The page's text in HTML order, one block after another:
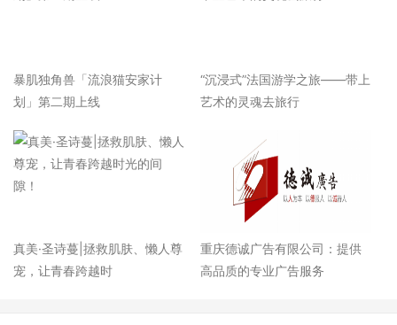
暴肌独角兽「流浪猫安家计
划」第二期上线
“沉浸式”法国游学之旅——带上
艺术的灵魂去旅行
真美·圣诗蔓|拯救肌肤、懒人尊
宠，让青春跨越时
重庆德诚广告有限公司：提供
高品质的专业广告服务